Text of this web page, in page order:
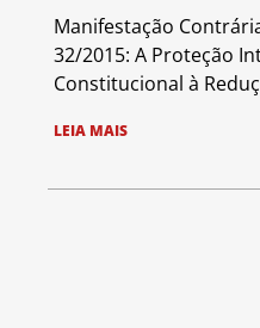
Manifestação
32/2015: A Proteção
Constitucional à
LEIA MAIS